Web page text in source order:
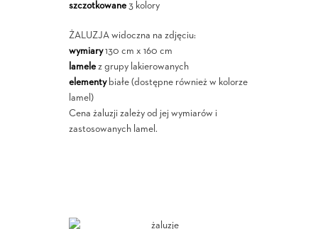
szczotkowane3 kolory
ŻALUZJA widoczna na zdjęciu:
wymiary130 cm x 160 cm
lamelez grupy lakierowanych
elementybiałe (dostępne również w kolorze
lamel)
Cena żaluzji zależy od jej wymiarów i
zastosowanych lamel.